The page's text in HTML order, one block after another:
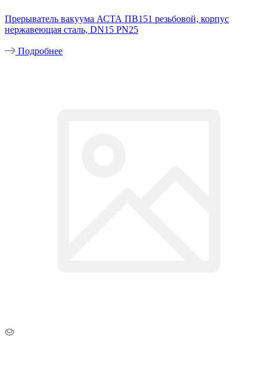
Прерыватель вакуума АСТА ПВ151 резьбовой, корпус
нержавеющая сталь, DN15 PN25
Подробнее